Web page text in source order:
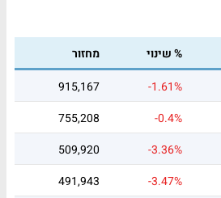
% שינוי
מחזור
-1.61%
915,167
-0.4%
755,208
-3.36%
509,920
-3.47%
491,943